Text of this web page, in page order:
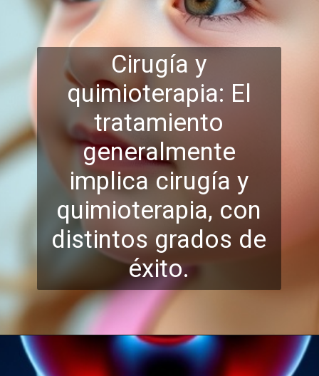
Cirugía y
quimioterapia: El
tratamiento
generalmente
implica cirugía y
quimioterapia, con
distintos grados de
éxito.